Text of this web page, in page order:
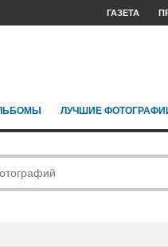
ГАЗЕТА
ЛУЧШИЕ